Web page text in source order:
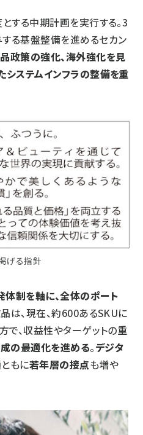
する中期計画を実行する。3
る基盤整備を進めるセカン
政策の強化、海外強化を見
システムインフラの整備を重
げる指針
制を軸に、全体のポート
品は、現在、約600あるSKUに
で、収益性やターゲットの重
の最適化を進める。デジタ
もに若年層の接点も増や